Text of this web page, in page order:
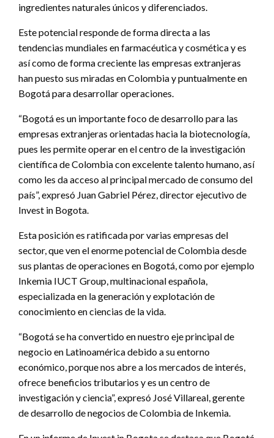
ingredientes naturales únicos y diferenciados.
Este potencial responde de forma directa a las
tendencias mundiales en farmacéutica y cosmética y es
así como de forma creciente las empresas extranjeras
han puesto sus miradas en Colombia y puntualmente en
Bogotá para desarrollar operaciones.
“Bogotá es un importante foco de desarrollo para las
empresas extranjeras orientadas hacia la biotecnología,
pues les permite operar en el centro de la investigación
científica de Colombia con excelente talento humano, así
como les da acceso al principal mercado de consumo del
país”, expresó Juan Gabriel Pérez, director ejecutivo de
Invest in Bogota.
Esta posición es ratificada por varias empresas del
sector, que ven el enorme potencial de Colombia desde
sus plantas de operaciones en Bogotá, como por ejemplo
Inkemia IUCT Group, multinacional española,
especializada en la generación y explotación de
conocimiento en ciencias de la vida.
“Bogotá se ha convertido en nuestro eje principal de
negocio en Latinoamérica debido a su entorno
económico, porque nos abre a los mercados de interés,
ofrece beneficios tributarios y es un centro de
investigación y ciencia”, expresó José Villareal, gerente
de desarrollo de negocios de Colombia de Inkemia.